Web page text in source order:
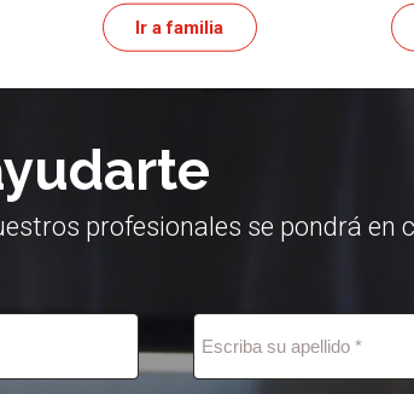
Ir a familia
profesionales se pondrá en